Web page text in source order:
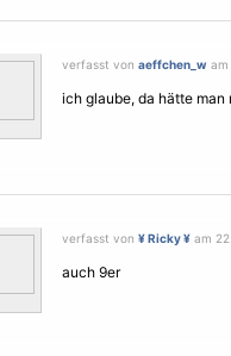
verfasst von aeffchen_w am
ich glaube, da hätte man
verfasst von ¥ Ricky ¥ am
auch 9er